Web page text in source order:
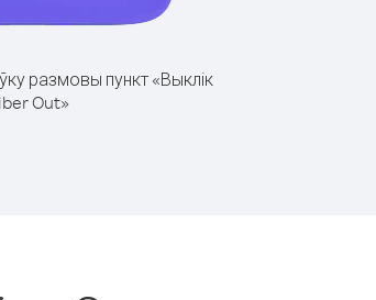
размовы пункт «Выклік
Out»